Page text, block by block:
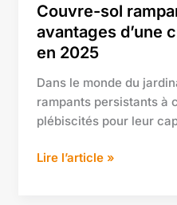
Couvre-sol
avantages d’une
en 2025
Dans le monde du
rampants persistants à
plébiscités pour leur
2025
Lire l’article »